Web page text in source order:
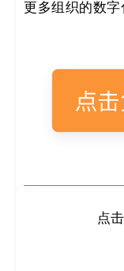
更多组织的数
点